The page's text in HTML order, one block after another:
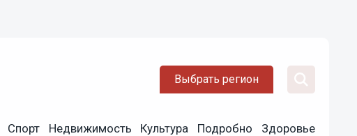
Выбрать регион
Спорт Недвижимость Культура Подробно Здоровье